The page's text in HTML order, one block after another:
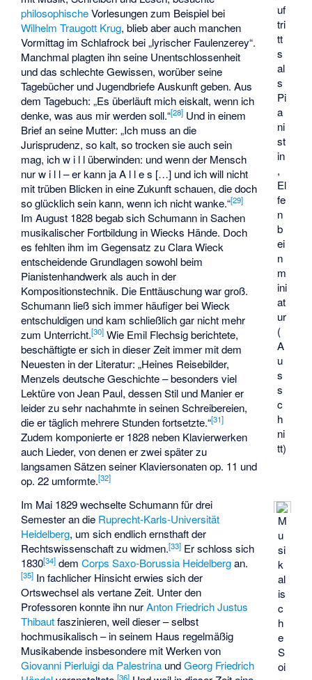
uf
tri
tt
s
al
s
Pi
a
ni
st
in
,
El
fe
n
b
ei
n
m
ini
at
ur
(
A
u
s
s
c
h
ni
tt)
philosophischeVorlesungen zum Beispiel bei
Wilhelm Traugott Krug, blieb aber auch manchen
Vormittag im Schlafrock bei „lyrischer Faulenzerey“.
Manchmal plagten ihn seine Unentschlossenheit
und das schlechte Gewissen, worüber seine
Tagebücher und Jugendbriefe Auskunft geben. Aus
dem Tagebuch: „Es überläuft mich eiskalt, wenn ich
denke, was aus mir werden soll.“[28] Und in einem
Brief an seine Mutter: „Ich muss an die
Jurisprudenz, so kalt, so trocken sie auch sein
mag, ich w i l l überwinden: und wenn der Mensch
nur w i l l – er kann ja A l l e s […] und ich will nicht
mit trüben Blicken in eine Zukunft schauen, die doch
so glücklich sein kann, wenn ich nicht wanke.“[29]
Im August 1828 begab sich Schumann in Sachen
musikalischer Fortbildung in Wiecks Hände. Doch
es fehlten ihm im Gegensatz zu Clara Wieck
entscheidende Grundlagen sowohl beim
Pianistenhandwerk als auch in der
Kompositionstechnik. Die Enttäuschung war groß.
Schumann ließ sich immer häufiger bei Wieck
entschuldigen und kam schließlich gar nicht mehr
zum Unterricht.[30] Wie Emil Flechsig berichtete,
beschäftigte er sich in dieser Zeit immer mit dem
Neuesten in der Literatur: „Heines Reisebilder,
Menzels deutsche Geschichte – besonders viel
Lektüre von Jean Paul, dessen Stil und Manier er
leider zu sehr nachahmte in seinen Schreibereien,
die er täglich mehrere Stunden fortsetzte.“[31]
Zudem komponierte er 1828 neben Klavierwerken
auch Lieder, von denen er zwei später zu
langsamen Sätzen seiner Klaviersonaten op. 11 und
op. 22 umformte.[32]
M
u
si
k
al
is
c
h
e
S
oi
Im Mai 1829 wechselte Schumann für drei
Semester an die Ruprecht-Karls-Universität
Heidelberg, um sich endlich ernsthaft der
Rechtswissenschaft zu widmen.[33] Er schloss sich
1830[34] demCorps Saxo-Borussia Heidelbergan.
[35] In fachlicher Hinsicht erwies sich der
Ortswechsel als vertane Zeit. Unter den
Professoren konnte ihn nurAnton Friedrich Justus
Thibautfaszinieren, weil dieser – selbst
hochmusikalisch – in seinem Haus regelmäßig
Musikabende insbesondere mit Werken von
Giovanni Pierluigi da Palestrina undGeorg Friedrich
[36]